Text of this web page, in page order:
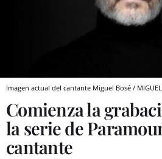
Imagen actual del cantante Miguel Bosé / MIGUEL
Comienza la
la serie de
cantante